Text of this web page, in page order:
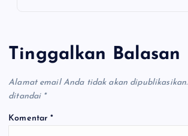
Tinggalkan Balasan
Alamat email Anda tidak akan dipublikasikan.
ditandai *
Komentar*